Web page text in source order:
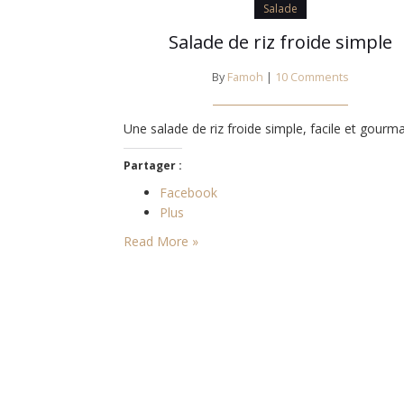
Salade
Salade de riz froide simple
By Famoh | 10 Comments
Une salade de riz froide simple, facile et
Partager :
Facebook
Plus
Read More »